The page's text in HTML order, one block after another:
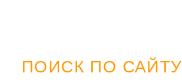
ПОИСК ПО САЙТУ